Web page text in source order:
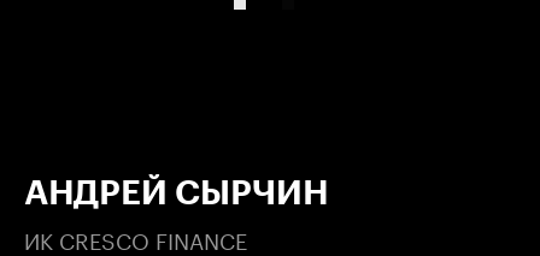
АНДРЕЙ СЫРЧИН
ИК CRESCO FINANCE